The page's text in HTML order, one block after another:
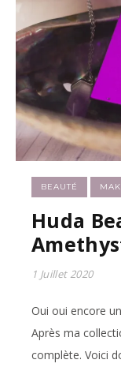
BEAUTÉ
Huda
1 Juillet 2020
Oui oui encore
Après ma
complète. Voici